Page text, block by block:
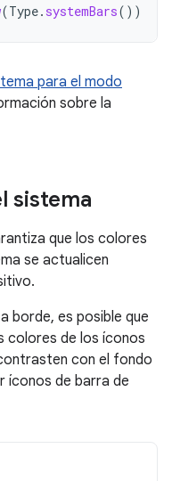
(Type. systemBars())
para el modo
sobre la
sistema
que los colores
se actualicen
borde, es posible que
colores de los íconos
con el fondo
íconos de barra de